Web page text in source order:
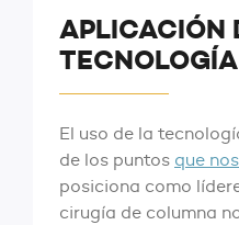
APLICACIÓN
TECNOLOGÍA
El uso de la
de los puntos que
posiciona como
cirugía de columna